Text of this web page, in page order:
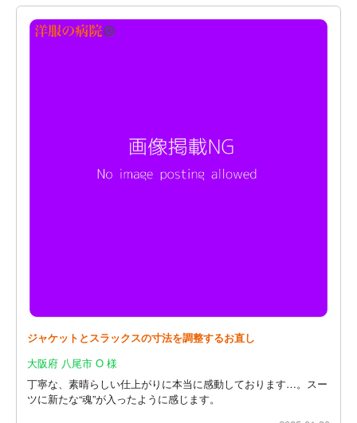
ジャケットとスラックスの寸法を調整するお直し
大阪府 八尾市 O 様
丁寧な、素晴らしい仕上がりに本当に感動しております…。スー
ツに新たな“魂”が入ったように感じます。